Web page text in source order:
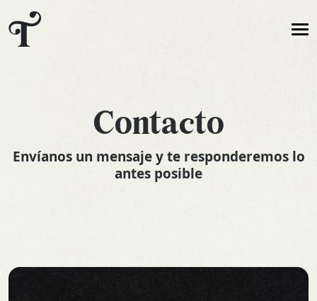
Contacto
Envíanos un mensaje y te responderemos lo
antes posible